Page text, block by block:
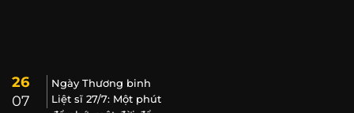
26
07
Ngày Thương binh
Liệt sĩ 27/7: Một phút